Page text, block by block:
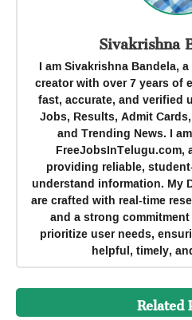
Sivakrishna
I am Sivakrishna Bandela,
creator with over 7 years of
fast, accurate, and verified
Jobs, Results, Admit
and Trending News. I
providing reliable,
understand information. My
are crafted with real-time
and a strong
prioritize user needs,
helpful, timely,
Related